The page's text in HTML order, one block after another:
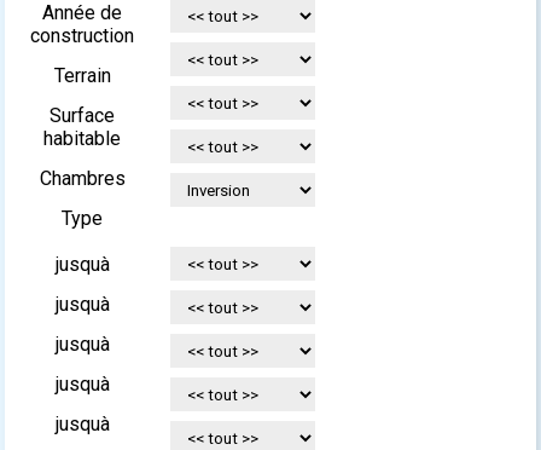
Année de
construction
Terrain
Surface
habitable
Chambres
Type
jusquà
jusquà
jusquà
jusquà
jusquà